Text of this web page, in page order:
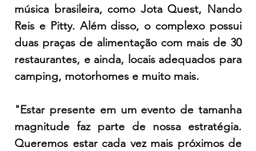
música brasileira, como Jota Quest, Nando
Reis e Pitty. Além disso, o complexo possui
duas praças de alimentação com mais de 30
restaurantes, e ainda, locais adequados para
camping, motorhomes e muito mais.
"Estar presente em um evento de tamanha
magnitude faz parte de nossa estratégia.
Queremos estar cada vez mais próximos de